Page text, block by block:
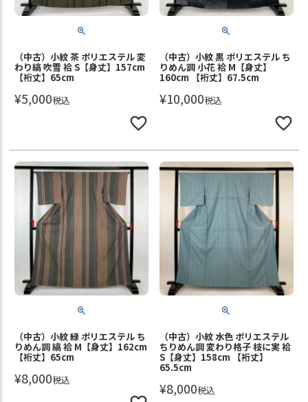
（中古）小紋 茶 ポリエステル 変
わり縞 吹雪 袷 S【身丈】157cm
【裄丈】65cm
¥5,000税込
（中古）小紋 黒 ポリエステル ち
りめん調 小花 袷 M【身丈】
160cm 【裄丈】67.5cm
¥10,000税込
（中古）小紋 緑 ポリエステル ち
りめん調 縞 袷 M【身丈】162cm
【裄丈】65cm
¥8,000税込
（中古）小紋 水色 ポリエステル
ちりめん調 変わり格子 枝に実 袷
S【身丈】158cm 【裄丈】
65.5cm
¥8,000税込